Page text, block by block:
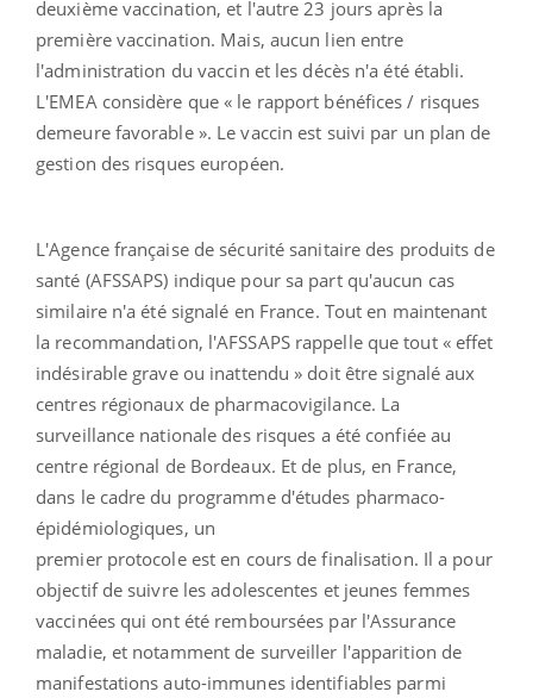
deuxième vaccination, et l'autre 23 jours après la
première vaccination. Mais, aucun lien entre
l'administration du vaccin et les décès n'a été établi.
L'EMEA considère que « le rapport bénéfices / risques
demeure favorable ». Le vaccin est suivi par un plan de
gestion des risques européen.
L'Agence française de sécurité sanitaire des produits de
santé (AFSSAPS) indique pour sa part qu'aucun cas
similaire n'a été signalé en France. Tout en maintenant
la recommandation, l'AFSSAPS rappelle que tout « effet
indésirable grave ou inattendu » doit être signalé aux
centres régionaux de pharmacovigilance. La
surveillance nationale des risques a été confiée au
centre régional de Bordeaux. Et de plus, en France,
dans le cadre du programme d'études pharmaco-
épidémiologiques, un
premier protocole est en cours de finalisation. Il a pour
objectif de suivre les adolescentes et jeunes femmes
vaccinées qui ont été remboursées par l'Assurance
maladie, et notamment de surveiller l'apparition de
manifestations auto-immunes identifiables parmi